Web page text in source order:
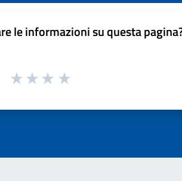
le informazioni su questa